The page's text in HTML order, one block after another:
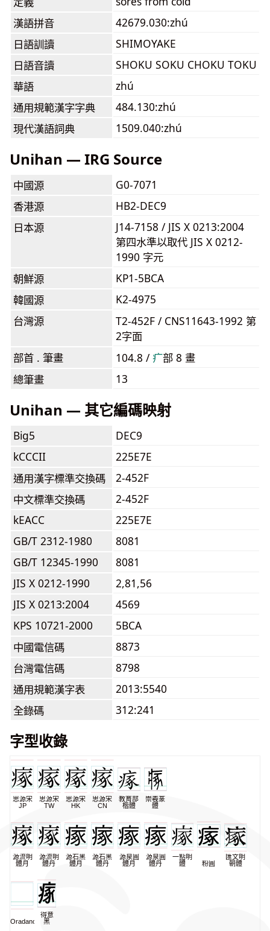
漢語拼音
42679.030:zhú
日語訓讀
SHIMOYAKE
日語音讀
SHOKU SOKU CHOKU TOKU
華語
zhú
通用規範漢字字典
484.130:zhú
現代漢語詞典
1509.040:zhú
Unihan — IRG Source
中國源
G0-7071
香港源
HB2-DEC9
日本源
J14-7158 / JIS X 0213:2004
第四水準以取代 JIS X 0212-
1990 字元
朝鮮源
KP1-5BCA
韓國源
K2-4975
台灣源
T2-452F / CNS11643-1992 第
2字面
部首 . 筆畫
104.8 /⽧部 8 畫
總筆畫
13
Unihan — 其它編碼映射
Big5
DEC9
kCCCII
225E7E
通用漢字標準交換碼
2-452F
中文標準交換碼
2-452F
kEACC
225E7E
GB/T 2312-1980
8081
GB/T 12345-1990
8081
JIS X 0212-1990
2,81,56
JIS X 0213:2004
4569
KPS 10721-2000
5BCA
中國電信碼
8873
台灣電信碼
8798
通用規範漢字表
2013:5540
全錄碼
312:241
字型收錄
思源宋
JP
思源宋
TW
思源宋
HK
思源宋
CN
教育部
楷體
崇羲篆
體
源流明
體月
源流明
體丹
源石黑
體月
源石黑
體丹
源泉圓
體月
源泉圓
體丹
一點明
體
粉圓
匯文明
朝體
Oradano
得意
黑